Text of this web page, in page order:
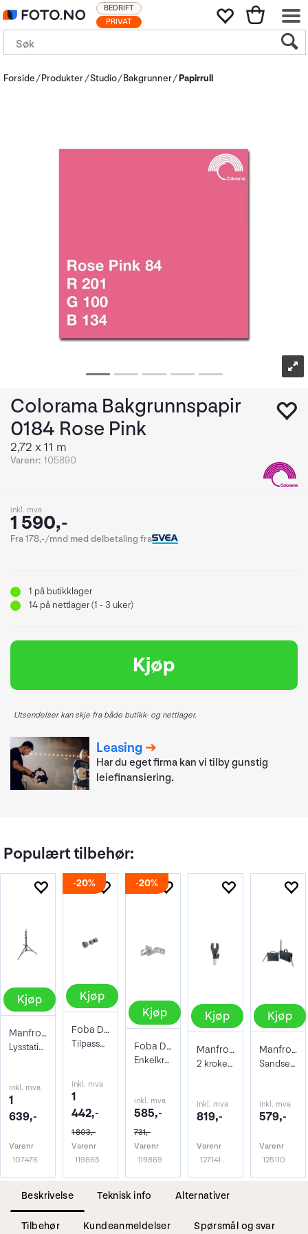
PRIVAT
BEDRIFT
Forside Produkter Studio Bakgrunner Papirrull
Colorama Bakgrunnspapir
0184 Rose Pink
2,72 x 11 m
Varenr: 105890
inkl. mva
1 590,-
Fra 178,-/mnd med delbetaling fra
1 på butikklager
14 på nettlager (1 - 3 uker)
Kjøp
Utsendelser kan skje fra både butikk- og nettlager.
Leasing
Har du eget firma kan vi tilby gunstig
leiefinansiering.
Populært tilbehør:
Kjøp
Manfrotto 1004BAC Master Stand
Lysstativ 124cm - 366cm maks vekt 9kg
inkl. mva
1
639,-
Varenr
107476
20%
Kjøp
Foba DAPOR 2 cones + cylinder for 3.55
Tilpassningsringer for DAPOI med ring.
inkl. mva
1
442,-
1 803,-
Varenr
119865
20%
Kjøp
Foba DORPE Vegg/Tak -brakett for 1 rull
Enkelkrok-sett for bakgrunn tak/vegg
inkl. mva
585,-
731,-
Varenr
119869
Kjøp
Manfrotto 081 Background Baby Hooks
2 kroker for 046 Expan/DAPAO for stativ
inkl. mva
819,-
Varenr
127141
Kjøp
Manfrotto G100-2 6kg Sand Bag
Sandsekk for Lampestativer. Salformet
inkl. mva
579,-
Varenr
125110
Beskrivelse Teknisk info Alternativer
Tilbehør Kundeanmeldelser Spørsmål og svar